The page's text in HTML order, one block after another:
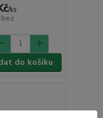
/ks
bez
do košíku